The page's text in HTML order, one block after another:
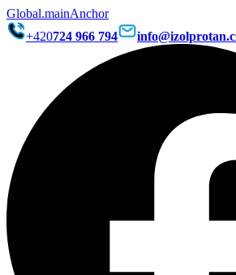
Global.mainAnchor
+420724 966 794